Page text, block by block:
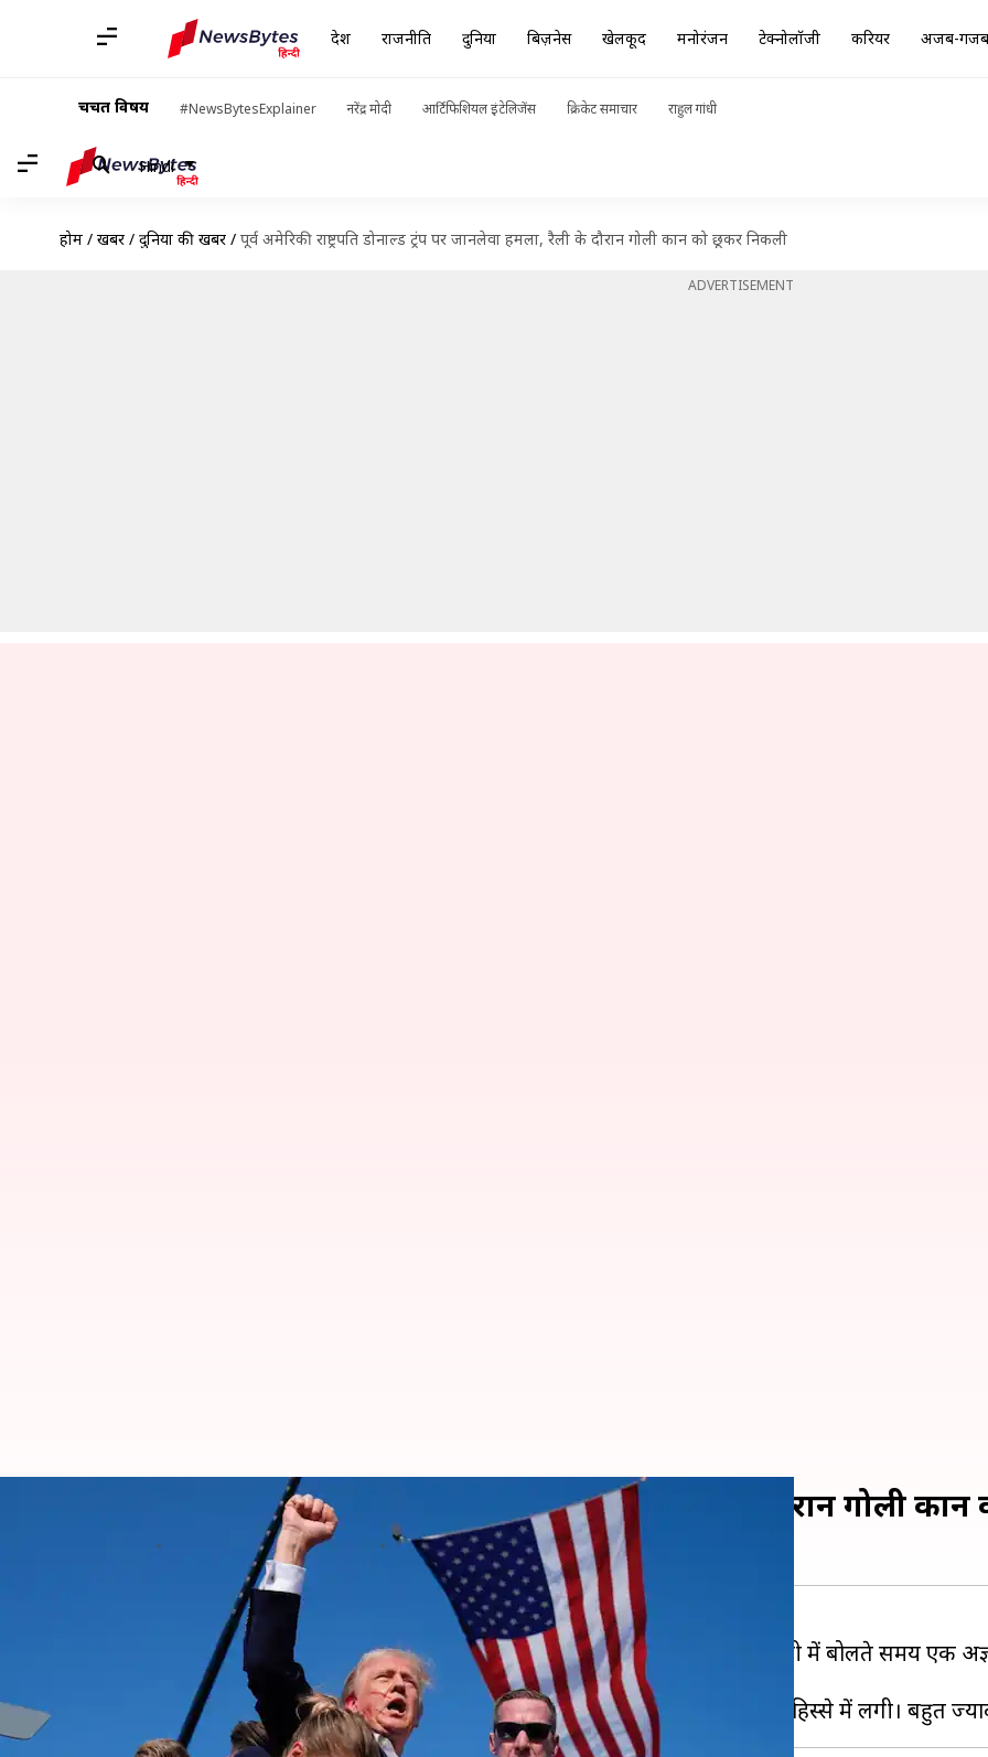
देश राजनीति दुनिया बिज़नेस खेलकूद मनोरंजन टेक्नोलॉजी करियर अजब-गजब
चर्चित विषय #NewsBytesExplainer नरेंद्र मोदी आर्टिफिशियल इंटेलिजेंस क्रिकेट समाचार राहुल गांधी
Hindi
होम / खबरें / दुनिया की खबरें / पूर्व अमेरिकी राष्ट्रपति डोनाल्ड ट्रंप पर जानलेवा हमला, रैली के दौरान गोली कान को छूकर निकली
ADVERTISEMENT
पूर्व अमेरिकी राष्ट्रपति डोनाल्ड ट्रंप पर जानलेवा हमला, रैली के दौरान गोली
आबिद खान Jul 14, 2024 09:19 am
के पूर्व राष्ट्रपति और रिपब्लिकन उम्मीदवारडोनाल्ड ट्रंपको पेनसिल्वेनिया में एक चुनावी रैली में बोलते समय एक
गोली उनके कान को छूकर गई है, जिससे वे घायल हो गए हैं। हालांकि, अब उनकी हालत स्थिर है।